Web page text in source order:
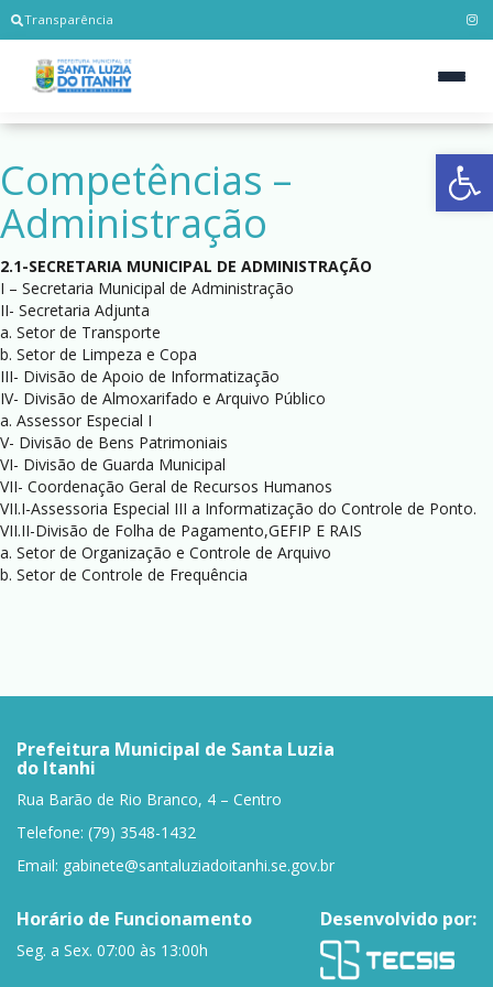
Transparência
Competências –
Administração
2.1-SECRETARIA MUNICIPAL DE ADMINISTRAÇÃO
I – Secretaria Municipal de Administração
II- Secretaria Adjunta
a. Setor de Transporte
b. Setor de Limpeza e Copa
III- Divisão de Apoio de Informatização
IV- Divisão de Almoxarifado e Arquivo Público
a. Assessor Especial I
V- Divisão de Bens Patrimoniais
VI- Divisão de Guarda Municipal
VII- Coordenação Geral de Recursos Humanos
VII.I-Assessoria Especial III a Informatização do Controle de Ponto.
VII.II-Divisão de Folha de Pagamento,GEFIP E RAIS
a. Setor de Organização e Controle de Arquivo
b. Setor de Controle de Frequência
Prefeitura Municipal de Santa Luzia
do Itanhi
Rua Barão de Rio Branco, 4 – Centro
Telefone: (79) 3548-1432
Email: gabinete@santaluziadoitanhi.se.gov.br
Horário de Funcionamento
Seg. a Sex. 07:00 às 13:00h
Desenvolvido por: